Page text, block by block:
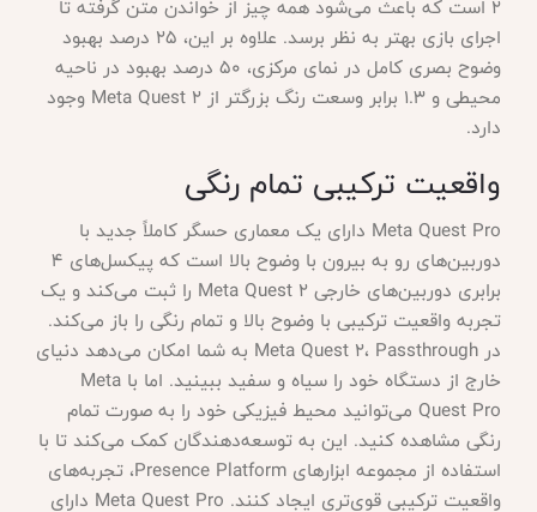
2 است که باعث می‌شود همه چیز از خواندن متن گرفته تا
اجرای بازی بهتر به نظر برسد. علاوه بر این، 25 درصد بهبود
وضوح بصری کامل در نمای مرکزی، 50 درصد بهبود در ناحیه
محیطی و 1.3 برابر وسعت رنگ بزرگتر از Meta Quest 2 وجود
دارد.
واقعیت ترکیبی تمام رنگی
Meta Quest Pro دارای یک معماری حسگر کاملاً جدید با
دوربین‌های رو به بیرون با وضوح بالا است که پیکسل‌های 4
برابری دوربین‌های خارجی Meta Quest 2 را ثبت می‌کند و یک
تجربه واقعیت ترکیبی با وضوح بالا و تمام رنگی را باز می‌کند.
در Meta Quest 2، Passthrough به شما امکان می‌دهد دنیای
خارج از دستگاه خود را سیاه و سفید ببینید. اما با Meta
Quest Pro می‌توانید محیط فیزیکی خود را به صورت تمام
رنگی مشاهده کنید. این به توسعه‌دهندگان کمک می‌کند تا با
استفاده از مجموعه ابزارهای Presence Platform، تجربه‌های
واقعیت ترکیبی قوی‌تری ایجاد کنند. Meta Quest Pro دارای